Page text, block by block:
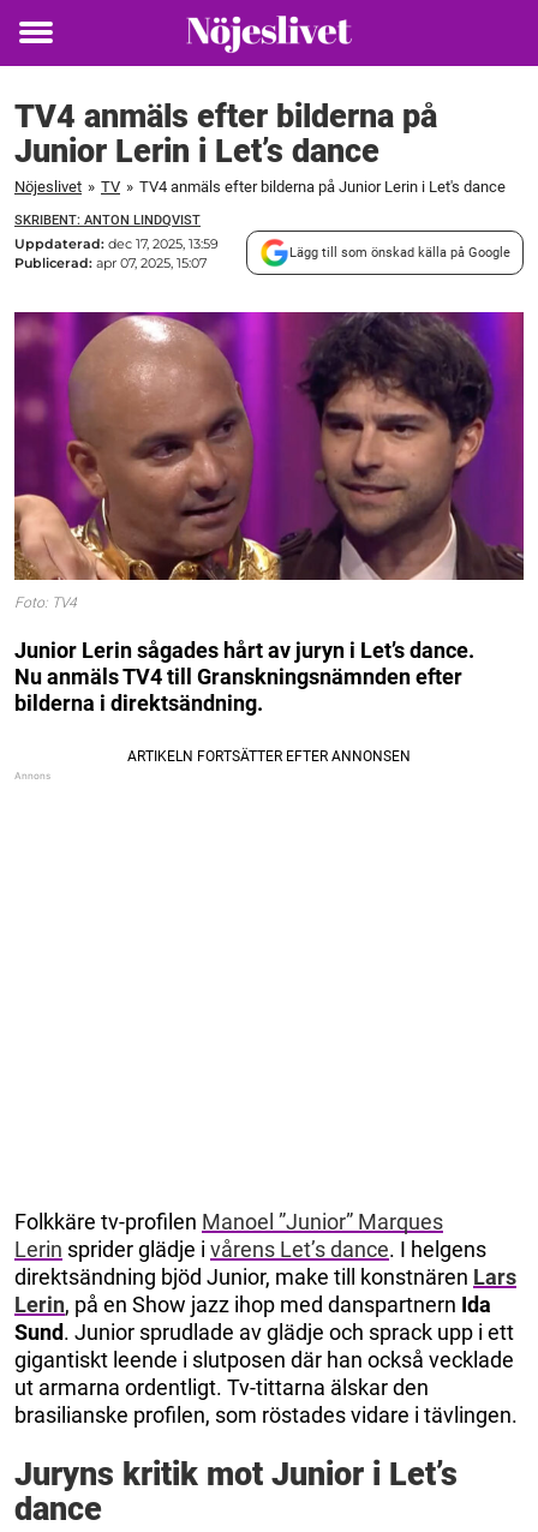
Toggle
TV4 anmäls efter bilderna på
Junior Lerin i Let’s dance
Nöjeslivet » TV » TV4 anmäls efter bilderna på Junior Lerin i Let's dance
SKRIBENT: ANTON LINDQVIST
Uppdaterad: dec 17, 2025, 13:59
Publicerad: apr 07, 2025, 15:07
Lägg till som önskad källa på Google
Foto: TV4
Junior Lerin sågades hårt av juryn i Let’s dance.
Nu anmäls TV4 till Granskningsnämnden efter
bilderna i direktsändning.
Folkkäre tv-profilen Manoel ”Junior” Marques
Lerin sprider glädje i vårens Let’s dance. I helgens
direktsändning bjöd Junior, make till konstnären Lars
Lerin, på en Show jazz ihop med danspartnern Ida
Sund. Junior sprudlade av glädje och sprack upp i ett
gigantiskt leende i slutposen där han också vecklade
ut armarna ordentligt. Tv-tittarna älskar den
brasilianske profilen, som röstades vidare i tävlingen.
Juryns kritik mot Junior i Let’s
dance